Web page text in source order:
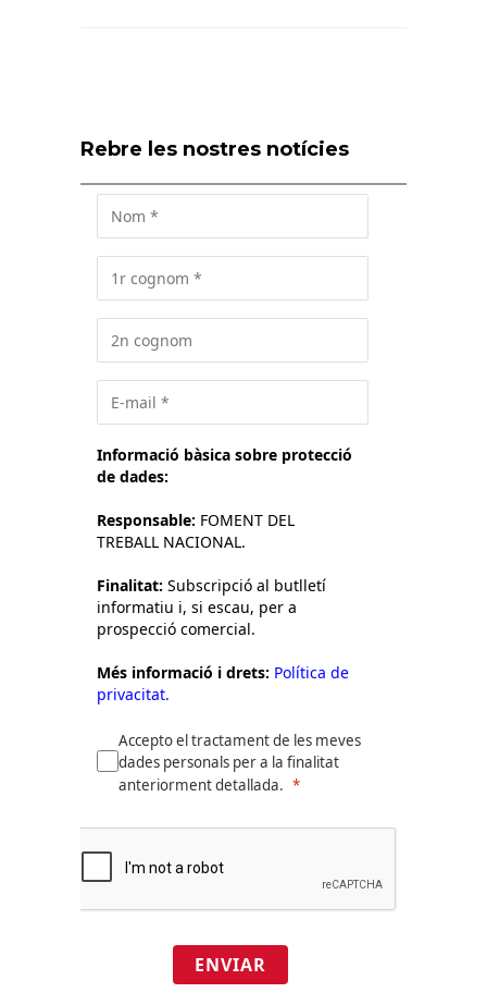
Rebre les nostres notícies
Informació bàsica sobre protecció
de dades:
Responsable: FOMENT DEL
TREBALL NACIONAL.
Finalitat: Subscripció al butlletí
informatiu i, si escau, per a
prospecció comercial.
Més informació i drets: Política de
privacitat.
Accepto el tractament de les meves
dades personals per a la finalitat
anteriorment detallada.
ENVIAR